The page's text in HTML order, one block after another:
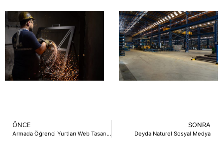
ÖNCE
Armada Öğrenci Yurtları Web Tasarım
SONRA
Deyda Naturel Sosyal Medya